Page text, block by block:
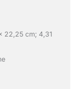
22,25 cm; 4,31